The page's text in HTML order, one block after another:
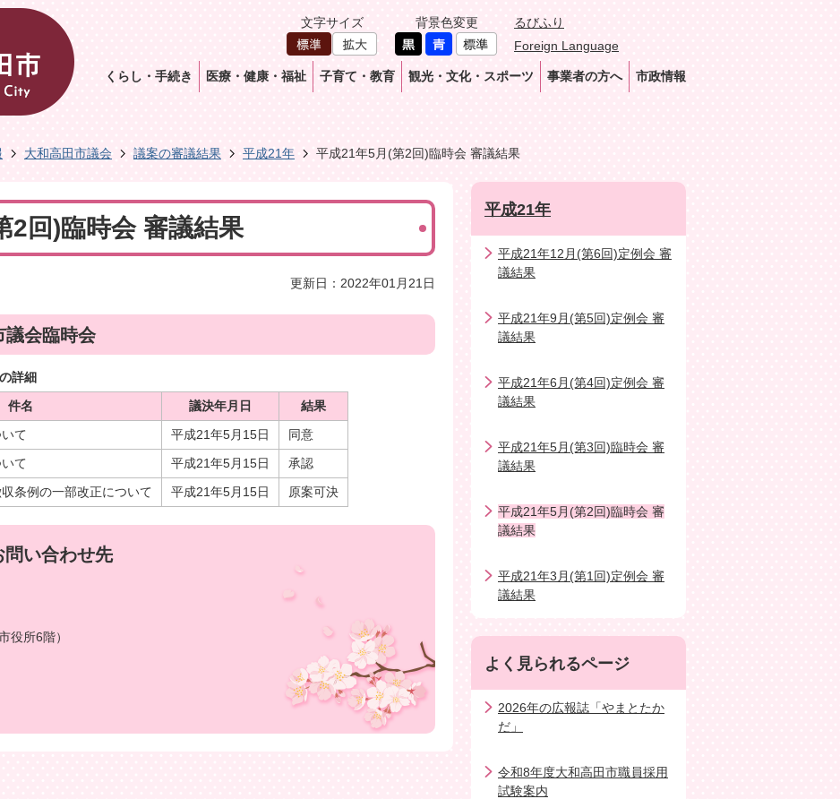
文字サイズ 背景色変更
るびふり
Foreign Language
くらし・手続き 医療・健康・福祉 子育て・教育 観光・文化・スポーツ 事業者の方へ 市政情報
大和高田市議会 議案の審議結果 平成21年 平成21年5月(第2回)臨時会 審議結果
2回)臨時会 審議結果
更新日：2022年01月21日
議会臨時会
詳細
件名 議決年月日
結果
て 平成21年5月15日
同意
て 平成21年5月15日
承認
条例の一部改正について 平成21年5月15日 原案可決
問い合わせ先
役所6階）
平成21年
平成21年12月(第6回)定例会 審
議結果
平成21年9月(第5回)定例会 審
議結果
平成21年6月(第4回)定例会 審
議結果
平成21年5月(第3回)臨時会 審
議結果
平成21年5月(第2回)臨時会 審
議結果
平成21年3月(第1回)定例会 審
議結果
よく見られるページ
2026年の広報誌「やまとたか
だ」
令和8年度大和高田市職員採用
試験案内